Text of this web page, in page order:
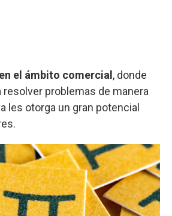
el ámbito comercial , donde
resolver problemas de manera
les otorga un gran potencial